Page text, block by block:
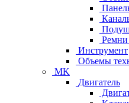
Ремни
Инструмент
Объемы
MK
Двигатель